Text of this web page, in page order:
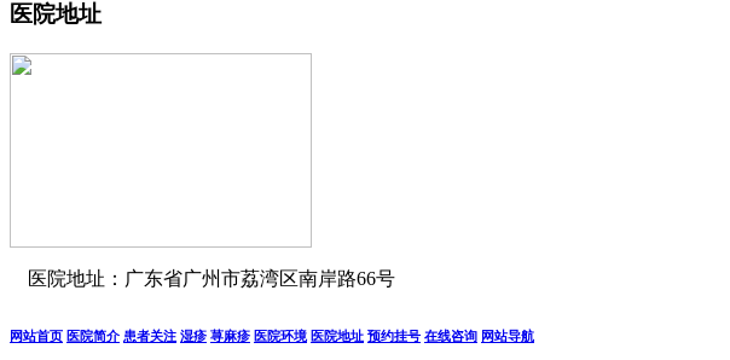
医院地址
医院地址：广东省广州市荔湾区南岸路66号
网站首页 医院简介 患者关注 湿疹 荨麻疹 医院环境 医院地址 预约挂号 在线咨询 网站导航